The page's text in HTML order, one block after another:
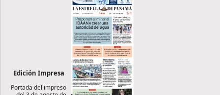
Edición Impresa
Portada del impreso